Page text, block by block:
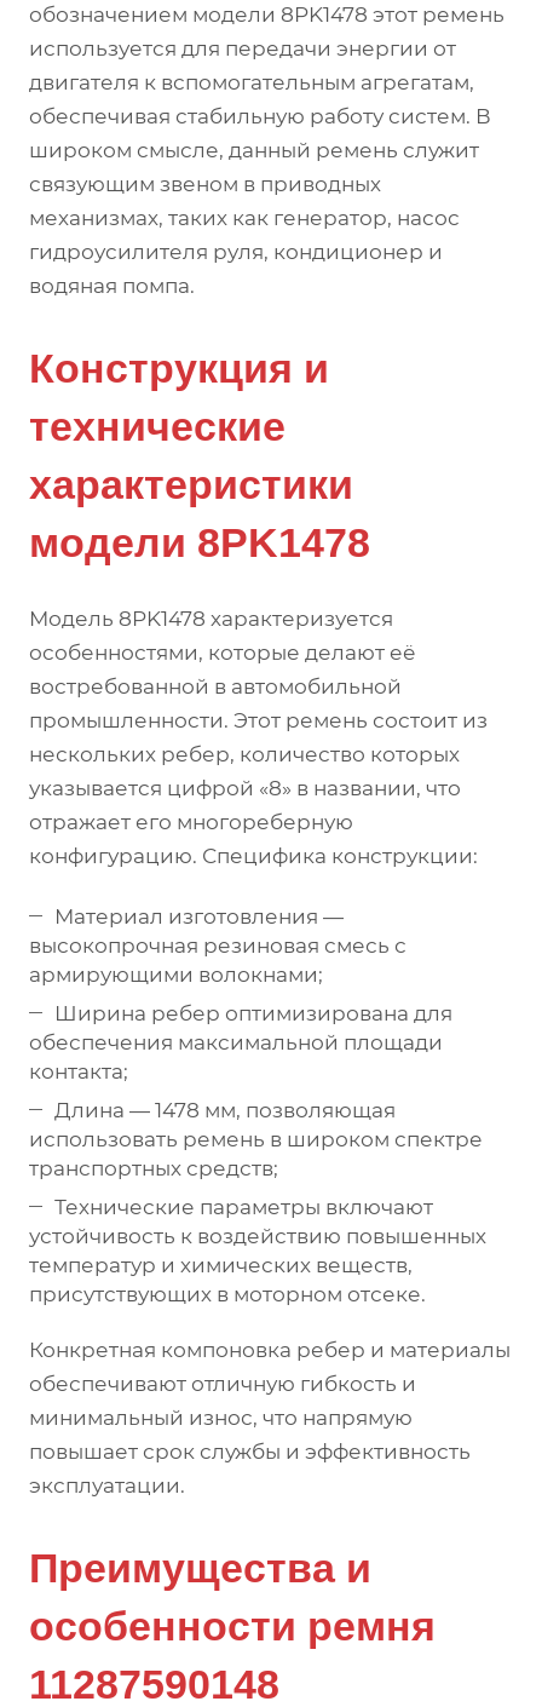
обозначением модели 8PK1478 этот ремень
используется для передачи энергии от
двигателя к вспомогательным агрегатам,
обеспечивая стабильную работу систем. В
широком смысле, данный ремень служит
связующим звеном в приводных
механизмах, таких как генератор, насос
гидроусилителя руля, кондиционер и
водяная помпа.
Конструкция и
технические
характеристики
модели 8PK1478
Модель 8PK1478 характеризуется
особенностями, которые делают её
востребованной в автомобильной
промышленности. Этот ремень состоит из
нескольких ребер, количество которых
указывается цифрой «8» в названии, что
отражает его многореберную
конфигурацию. Специфика конструкции:
Материал изготовления —
высокопрочная резиновая смесь с
армирующими волокнами;
Ширина ребер оптимизирована для
обеспечения максимальной площади
контакта;
Длина — 1478 мм, позволяющая
использовать ремень в широком спектре
транспортных средств;
Технические параметры включают
устойчивость к воздействию повышенных
температур и химических веществ,
присутствующих в моторном отсеке.
Конкретная компоновка ребер и материалы
обеспечивают отличную гибкость и
минимальный износ, что напрямую
повышает срок службы и эффективность
эксплуатации.
Преимущества и
особенности ремня
11287590148